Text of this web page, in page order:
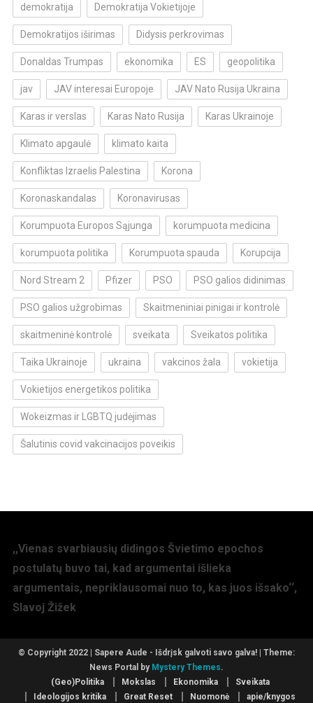
demokratija Demokratija Vokietijoje
Demokratijos iširimas Didysis perkrovimas
Donaldas Trumpas ekonomika ES geopolitika
jav JAV interesai Europoje JAV Nato Rusija Ukraina
Karas ir verslas Karas Nato Rusija Karas Ukrainoje
Klimato apgaulė klimato kaita
Konfliktas Izraelis Palestina Korona
Koronaskandalas Koronavirusas
Korumpuota Europos Sąjunga korumpuota medicina
korumpuota politika Korumpuota spauda Korupcija
Nord Stream 2 Pfizer PSO PSO galios didinimas
PSO galios užgrobimas Skaitmeniniai pinigai ir kontrolė
skaitmeninė kontrolė sveikata Sveikatos politika
Taika Ukrainoje ukraina vakcinos žala vokietija
Vokietijos energetikos politika
Wokeizmas ir LGBTQ judėjimas
Šalutinis covid vakcinacijos poveikis
,,Vienas svarbiausių didingos Švietimo epochos
postulatų buvo tai, kad argumentai išlieka
argumentais, nepriklausomai nuo to, kas juos išsako‘‘,
Slavoj Žižek
© Copyright 2022 | Sapere Aude - Išdrįsk galvoti savo galva! | Theme:
News Portal by Mystery Themes.
(Geo)Politika
Mokslas Ekonomika
Sveikata
Ideologijos kritika
Great Reset Nuomonė apie/knygos